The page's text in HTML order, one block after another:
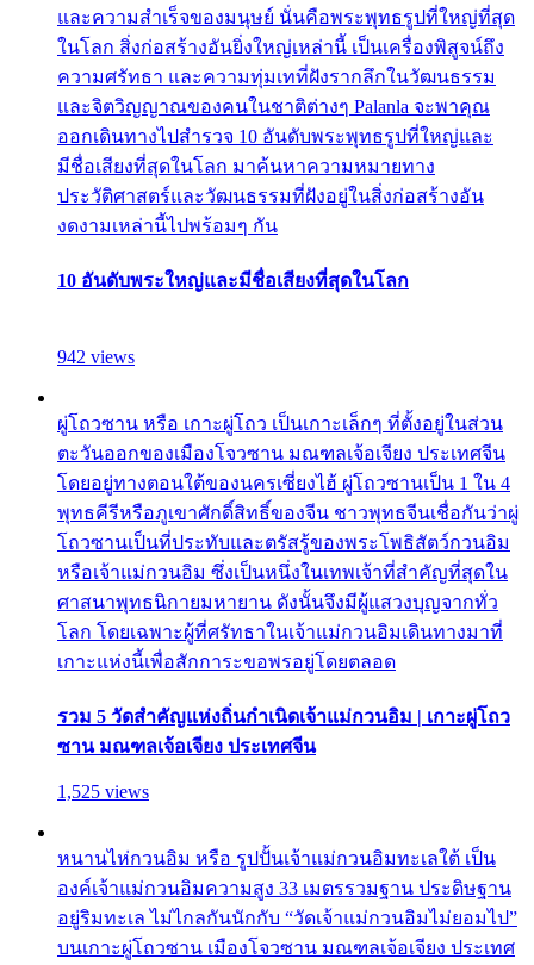
และความสำเร็จของมนุษย์ นั่นคือพระพุทธรูปที่ใหญ่ที่สุด
ในโลก สิ่งก่อสร้างอันยิ่งใหญ่เหล่านี้ เป็นเครื่องพิสูจน์ถึง
ความศรัทธา และความทุ่มเทที่ฝังรากลึกในวัฒนธรรม
และจิตวิญญาณของคนในชาติต่างๆ Palanla จะพาคุณ
ออกเดินทางไปสำรวจ 10 อันดับพระพุทธรูปที่ใหญ่และ
มีชื่อเสียงที่สุดในโลก มาค้นหาความหมายทาง
ประวัติศาสตร์และวัฒนธรรมที่ฝังอยู่ในสิ่งก่อสร้างอัน
งดงามเหล่านี้ไปพร้อมๆ กัน
10 อันดับพระใหญ่และมีชื่อเสียงที่สุดในโลก
942 views
ผู่โถวซาน หรือ เกาะผู่โถว เป็นเกาะเล็กๆ ที่ตั้งอยู่ในส่วน
ตะวันออกของเมืองโจวซาน มณฑลเจ้อเจียง ประเทศจีน
โดยอยู่ทางตอนใต้ของนครเซี่ยงไฮ้ ผู่โถวซานเป็น 1 ใน 4
พุทธคีรีหรือภูเขาศักดิ์สิทธิ์ของจีน ชาวพุทธจีนเชื่อกันว่าผู่
โถวซานเป็นที่ประทับและตรัสรู้ของพระโพธิสัตว์กวนอิม
หรือเจ้าแม่กวนอิม ซึ่งเป็นหนึ่งในเทพเจ้าที่สำคัญที่สุดใน
ศาสนาพุทธนิกายมหายาน ดังนั้นจึงมีผู้แสวงบุญจากทั่ว
โลก โดยเฉพาะผู้ที่ศรัทธาในเจ้าแม่กวนอิมเดินทางมาที่
เกาะแห่งนี้เพื่อสักการะขอพรอยู่โดยตลอด
รวม 5 วัดสำคัญแห่งถิ่นกำเนิดเจ้าแม่กวนอิม | เกาะผู่โถว
ซาน มณฑลเจ้อเจียง ประเทศจีน
1,525 views
หนานไห่กวนอิม หรือ รูปปั้นเจ้าแม่กวนอิมทะเลใต้ เป็น
องค์เจ้าแม่กวนอิมความสูง 33 เมตรรวมฐาน ประดิษฐาน
อยู่ริมทะเล ไม่ไกลกันนักกับ “วัดเจ้าแม่กวนอิมไม่ยอมไป”
บนเกาะผู่โถวซาน เมืองโจวซาน มณฑลเจ้อเจียง ประเทศ